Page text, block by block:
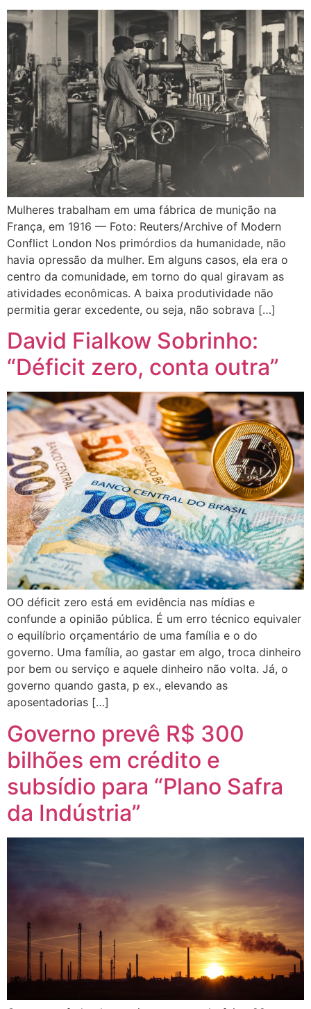
Mulheres trabalham em uma fábrica de munição na
França, em 1916 — Foto: Reuters/Archive of Modern
Conflict London Nos primórdios da humanidade, não
havia opressão da mulher. Em alguns casos, ela era o
centro da comunidade, em torno do qual giravam as
atividades econômicas. A baixa produtividade não
permitia gerar excedente, ou seja, não sobrava […]
David Fialkow Sobrinho:
“Déficit zero, conta outra”
OO déficit zero está em evidência nas mídias e
confunde a opinião pública. É um erro técnico equivaler
o equilíbrio orçamentário de uma família e o do
governo. Uma família, ao gastar em algo, troca dinheiro
por bem ou serviço e aquele dinheiro não volta. Já, o
governo quando gasta, p ex., elevando as
aposentadorias […]
Governo prevê R$ 300
bilhões em crédito e
subsídio para “Plano Safra
da Indústria”